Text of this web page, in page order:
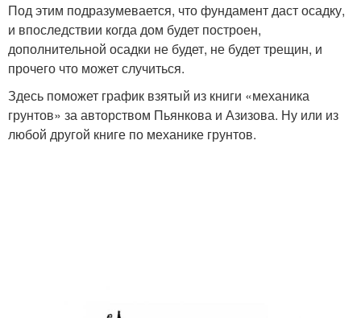
Под этим подразумевается, что фундамент даст осадку,
и впоследствии когда дом будет построен,
дополнительной осадки не будет, не будет трещин, и
прочего что может случиться.
Здесь поможет график взятый из книги «механика
грунтов» за авторством Пьянкова и Азизова. Ну или из
любой другой книге по механике грунтов.